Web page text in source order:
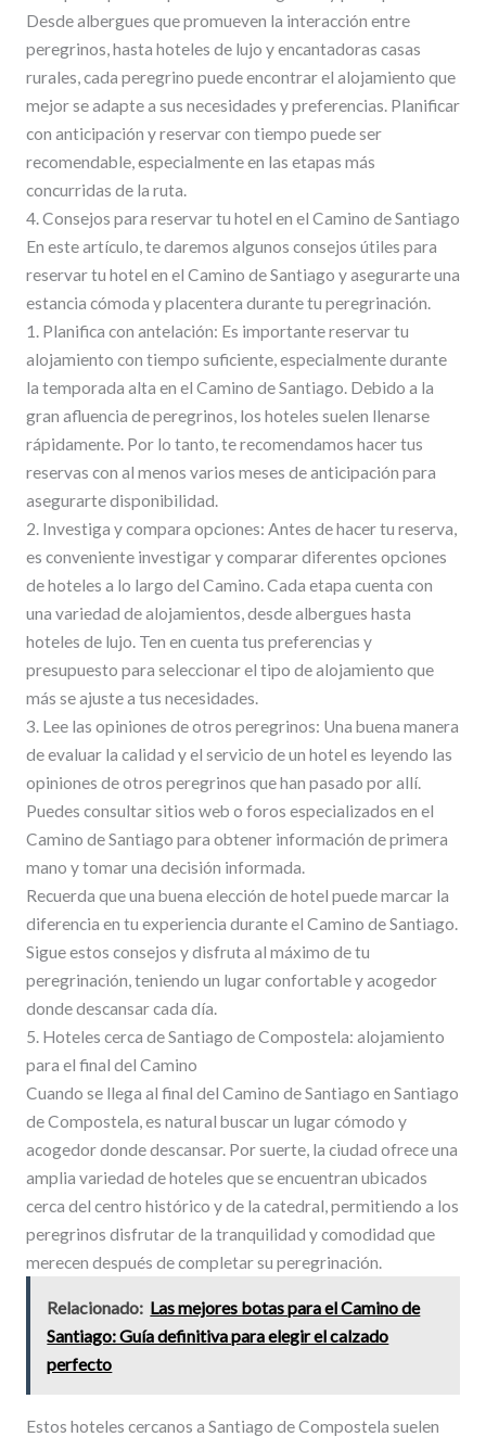
Desde albergues que promueven la interacción entre
peregrinos, hasta hoteles de lujo y encantadoras casas
rurales, cada peregrino puede encontrar el alojamiento que
mejor se adapte a sus necesidades y preferencias. Planificar
con anticipación y reservar con tiempo puede ser
recomendable, especialmente en las etapas más
concurridas de la ruta.
4. Consejos para reservar tu hotel en el Camino de Santiago
En este artículo, te daremos algunos consejos útiles para
reservar tu hotel en el Camino de Santiago y asegurarte una
estancia cómoda y placentera durante tu peregrinación.
1. Planifica con antelación: Es importante reservar tu
alojamiento con tiempo suficiente, especialmente durante
la temporada alta en el Camino de Santiago. Debido a la
gran afluencia de peregrinos, los hoteles suelen llenarse
rápidamente. Por lo tanto, te recomendamos hacer tus
reservas con al menos varios meses de anticipación para
asegurarte disponibilidad.
2. Investiga y compara opciones: Antes de hacer tu reserva,
es conveniente investigar y comparar diferentes opciones
de hoteles a lo largo del Camino. Cada etapa cuenta con
una variedad de alojamientos, desde albergues hasta
hoteles de lujo. Ten en cuenta tus preferencias y
presupuesto para seleccionar el tipo de alojamiento que
más se ajuste a tus necesidades.
3. Lee las opiniones de otros peregrinos: Una buena manera
de evaluar la calidad y el servicio de un hotel es leyendo las
opiniones de otros peregrinos que han pasado por allí.
Puedes consultar sitios web o foros especializados en el
Camino de Santiago para obtener información de primera
mano y tomar una decisión informada.
Recuerda que una buena elección de hotel puede marcar la
diferencia en tu experiencia durante el Camino de Santiago.
Sigue estos consejos y disfruta al máximo de tu
peregrinación, teniendo un lugar confortable y acogedor
donde descansar cada día.
5. Hoteles cerca de Santiago de Compostela: alojamiento
para el final del Camino
Cuando se llega al final del Camino de Santiago en Santiago
de Compostela, es natural buscar un lugar cómodo y
acogedor donde descansar. Por suerte, la ciudad ofrece una
amplia variedad de hoteles que se encuentran ubicados
cerca del centro histórico y de la catedral, permitiendo a los
peregrinos disfrutar de la tranquilidad y comodidad que
merecen después de completar su peregrinación.
Relacionado: Las mejores botas para el Camino de
Santiago: Guía definitiva para elegir el calzado
perfecto
Estos hoteles cercanos a Santiago de Compostela suelen